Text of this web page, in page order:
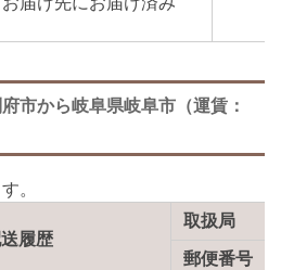
市から岐阜県岐阜市（運賃：
履歴
取扱局
郵便番号